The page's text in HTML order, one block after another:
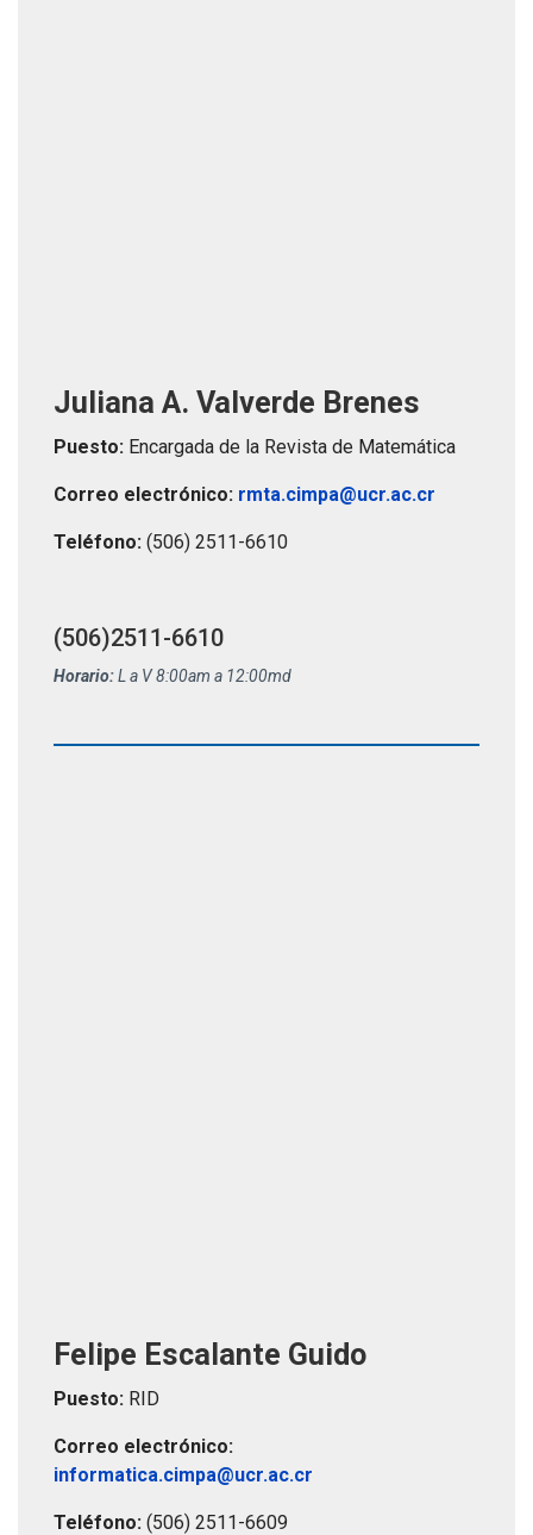
Juliana A. Valverde Brenes
Puesto: Encargada de la Revista de Matemática
Correo electrónico: rmta.cimpa@ucr.ac.cr
Teléfono: (506) 2511-6610
(506)2511-6610
Horario:L a V 8:00am a 12:00md
Felipe Escalante Guido
Puesto: RID
Correo electrónico:
informatica.cimpa@ucr.ac.cr
Teléfono: (506) 2511-6609